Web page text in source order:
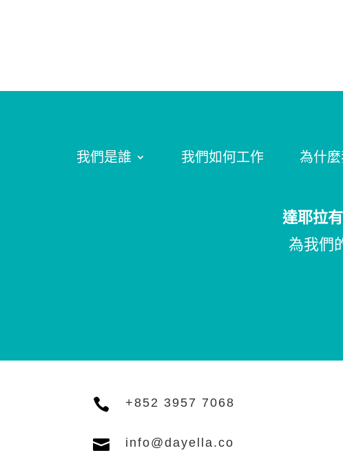
我們是誰 我們如何工作 為什
達耶拉
為我們
 +852 3957 7068
 info@dayella.co